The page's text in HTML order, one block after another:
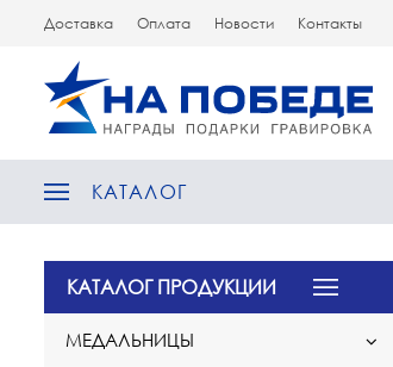
Доставка Оплата Новости Контакты
КАТАЛОГ
КАТАЛОГ ПРОДУКЦИИ
МЕДАЛЬНИЦЫ